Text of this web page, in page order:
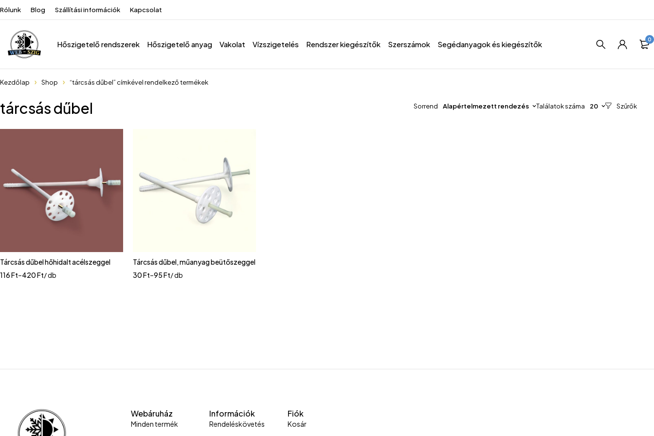
Rólunk Blog Szállítási információk Kapcsolat
Hőszigetelő rendszerek Hőszigetelő anyag Vakolat Vízszigetelés Rendszer kiegészítők Szerszámok Segédanyagok és kiegészítők 0
Kezdőlap Shop “tárcsás dűbel” címkével rendelkező termékek
tárcsás dűbel Sorrend Alapértelmezett rendezés Találatok száma 20
Tárcsás dűbel hőhidalt acélszeggel
116Ft–420Ft/ db
Tárcsás dűbel, műanyag beütőszeggel
30Ft–95Ft/ db
Webáruház
Minden termék
Információk
Rendeléskövetés
Fiók
Kosár